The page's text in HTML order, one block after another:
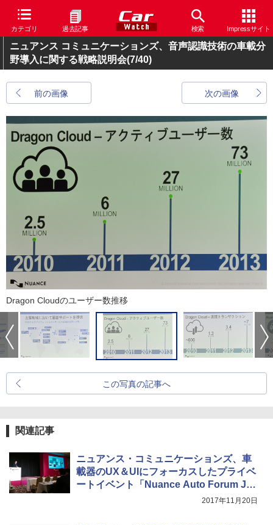
カテゴリ 過去記事 検索 Impressサイト
ニュアンス コミュニケーションズ、音声認識技術の車載分
野導入に関する戦略説明会(7/40)
前の画像 次の画像
Dragon Cloudのユーザー数推移
この写真の記事へ
関連記事
ニュアンス・コミュニケーションズ、車
載器のUX＆UIにフォーカスしたプライベ
ートイベント「Nuance Auto Forum Jap
2017年11月20日